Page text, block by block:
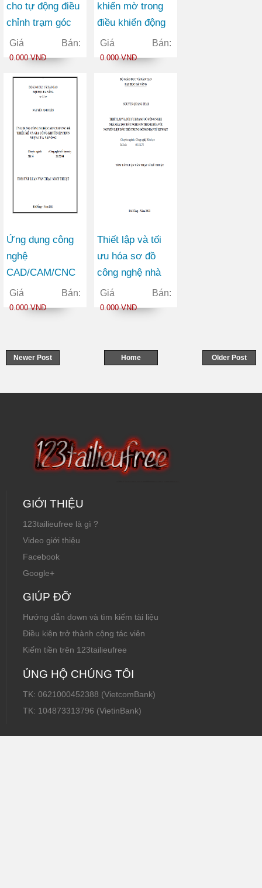
cho tự động điều
chỉnh trạm góc
trong tối ưu mạng
thông tin di động
Giá Bán:
0.000 VNĐ
khiển mờ trong
điều khiển động
cơ điện không
đồng bộ ba pha
Giá Bán:
0.000 VNĐ
Ứng dụng công
nghệ
CAD/CAM/CNC
để thiết kế và gia
công khuôn ép
Giá Bán:
0.000 VNĐ
Thiết lập và tối
ưu hóa sơ đồ
công nghệ nhà
máy lọc dầu Nghi
Sơn Thanh Hóa
Đông nhập từ
Giá Bán:
0.000 VNĐ
Newer Post Older Post
Home
GIỚI THIỆU
123tailieufree là gì ?
Video giới thiệu
Facebook
Google+
GIÚP ĐỠ
Hướng dẫn down và tìm kiếm tài liệu
Điều kiện trở thành cộng tác viên
Kiếm tiền trên 123tailieufree
ỦNG HỘ CHÚNG TÔI
TK: 0621000452388 (VietcomBank)
TK: 104873313796 (VietinBank)